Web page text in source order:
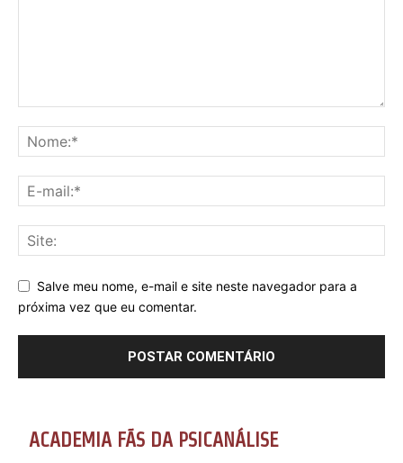
Salve meu nome, e-mail e site neste navegador para a
próxima vez que eu comentar.
ACADEMIA FÃS DA PSICANÁLISE